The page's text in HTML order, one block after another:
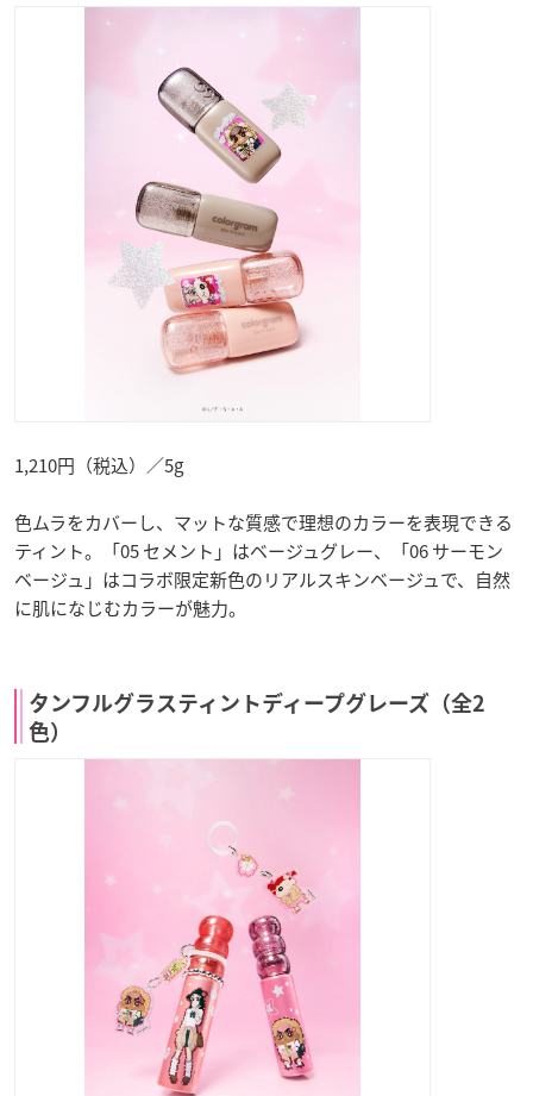
1,210円（税込）／5g
色ムラをカバーし、マットな質感で理想のカラーを表現できる
ティント。「05 セメント」はベージュグレー、「06 サーモン
ベージュ」はコラボ限定新色のリアルスキンベージュで、自然
に肌になじむカラーが魅力。
タンフルグラスティントディープグレーズ（全2
色）